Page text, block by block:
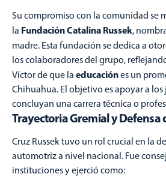
Su compromiso con la comunidad se
la Fundación Catalina Russek,
madre. Esta fundación se dedica a
los colaboradores del grupo,
Víctor de que la educaciónes un
Chihuahua. El objetivo es apoyar a
concluyan una carrera técnica o
Trayectoria Gremial y Defensa
Cruz Russek tuvo un rol crucial en la
automotriz a nivel nacional. Fue
instituciones y ejerció como: